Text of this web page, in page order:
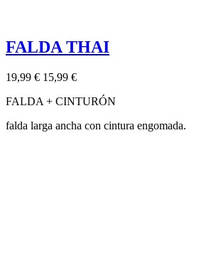
FALDA THAI
19,99 € 15,99 €
FALDA + CINTURÓN
falda larga ancha con cintura engomada.